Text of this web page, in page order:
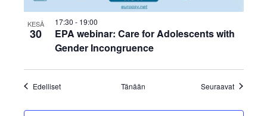
KESÄ
30
EPA webinar: Care for Adolescents with
Gender Incongruence
17:30 - 19:00
EdellisetTapahtumat Tänään Seuraavat